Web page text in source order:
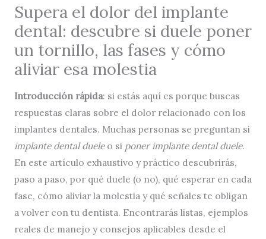
Supera el dolor del implante
dental: descubre si duele poner
un tornillo, las fases y cómo
aliviar esa molestia
Introducción rápida: si estás aquí es porque buscas
respuestas claras sobre el dolor relacionado con los
implantes dentales. Muchas personas se preguntan si
implante dental dueleo si poner implante dental duele.
En este artículo exhaustivo y práctico descubrirás,
paso a paso, por qué duele (o no), qué esperar en cada
fase, cómo aliviar la molestia y qué señales te obligan
a volver con tu dentista. Encontrarás listas, ejemplos
reales de manejo y consejos aplicables desde el